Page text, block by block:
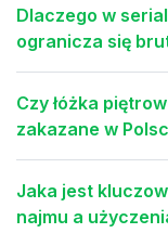
Dlaczego w
ogranicza się
Czy łóżka
zakazane w
Jaka jest
najmu a